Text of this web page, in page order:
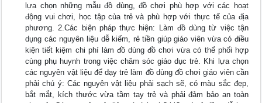
lựa chọn những mẫu đồ dùng, đồ chơi phù hợp với các hoạt
động vui chơi, học tập của trẻ và phù hợp với thực tế của địa
phương. 2.Các biện pháp thực hiện: Làm đồ dùng từ việc tận
dụng các nguyên liệu dễ kiếm, rẻ tiền giúp giáo viên vừa có điều
kiện tiết kiệm chi phí làm đồ dùng đồ chơi vừa có thể phối hợp
cùng phụ huynh trong việc chăm sóc giáo dục trẻ. Khi lựa chọn
các nguyên vật liệu để dạy trẻ làm đồ dùng đồ chơi giáo viên cần
phải chú ý: Các nguyên vật liệu phải sạch sẽ, có màu sắc đẹp,
bắt mắt, kích thước vừa tầm tay trẻ và phải đảm bảo an toàn